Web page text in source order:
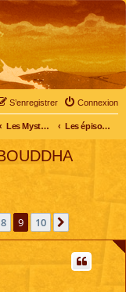
Connexion
S’enregistrer
Les Mystérieuses Cités d'Or : saison 2 (2013) Les épisodes de la saison 2
8 9 10